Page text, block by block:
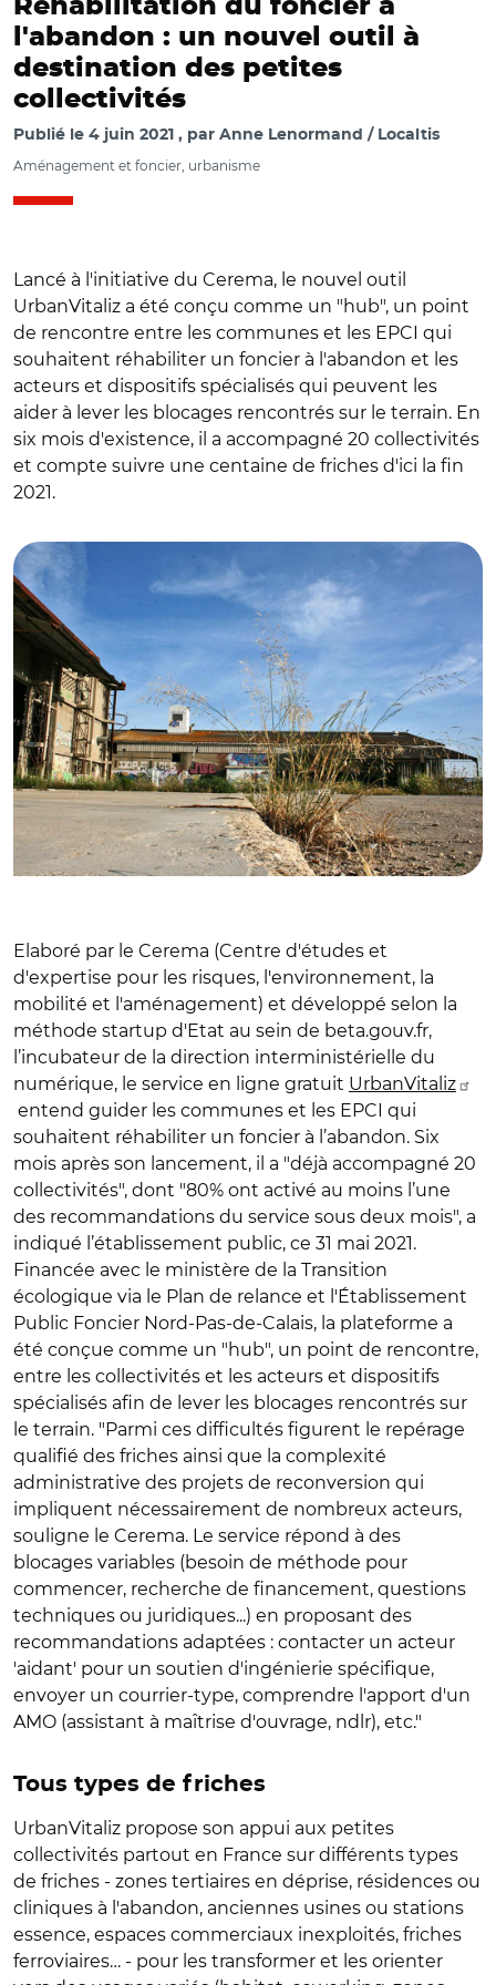
Réhabilitation du foncier à
l'abandon : un nouvel outil à
destination des petites
collectivités
Publié le 4 juin 2021 par Anne Lenormand / Localtis
Aménagement et foncier, urbanisme
Lancé à l'initiative du Cerema, le nouvel outil
UrbanVitaliz a été conçu comme un "hub", un point
de rencontre entre les communes et les EPCI qui
souhaitent réhabiliter un foncier à l'abandon et les
acteurs et dispositifs spécialisés qui peuvent les
aider à lever les blocages rencontrés sur le terrain. En
six mois d'existence, il a accompagné 20 collectivités
et compte suivre une centaine de friches d'ici la fin
2021.
Elaboré par le Cerema (Centre d'études et
d'expertise pour les risques, l'environnement, la
mobilité et l'aménagement) et développé selon la
méthode startup d'Etat au sein de beta.gouv.fr,
l’incubateur de la direction interministérielle du
numérique, le service en ligne gratuit UrbanVitaliz
entend guider les communes et les EPCI qui
souhaitent réhabiliter un foncier à l’abandon. Six
mois après son lancement, il a "déjà accompagné 20
collectivités", dont "80% ont activé au moins l’une
des recommandations du service sous deux mois", a
indiqué l’établissement public, ce 31 mai 2021.
Financée avec le ministère de la Transition
écologique via le Plan de relance et l'Établissement
Public Foncier Nord-Pas-de-Calais, la plateforme a
été conçue comme un "hub", un point de rencontre,
entre les collectivités et les acteurs et dispositifs
spécialisés afin de lever les blocages rencontrés sur
le terrain. "Parmi ces difficultés figurent le repérage
qualifié des friches ainsi que la complexité
administrative des projets de reconversion qui
impliquent nécessairement de nombreux acteurs,
souligne le Cerema. Le service répond à des
blocages variables (besoin de méthode pour
commencer, recherche de financement, questions
techniques ou juridiques...) en proposant des
recommandations adaptées : contacter un acteur
'aidant' pour un soutien d'ingénierie spécifique,
envoyer un courrier-type, comprendre l'apport d'un
AMO (assistant à maîtrise d'ouvrage, ndlr), etc."
Tous types de friches
UrbanVitaliz propose son appui aux petites
collectivités partout en France sur différents types
de friches - zones tertiaires en déprise, résidences ou
cliniques à l'abandon, anciennes usines ou stations
essence, espaces commerciaux inexploités, friches
ferroviaires… - pour les transformer et les orienter